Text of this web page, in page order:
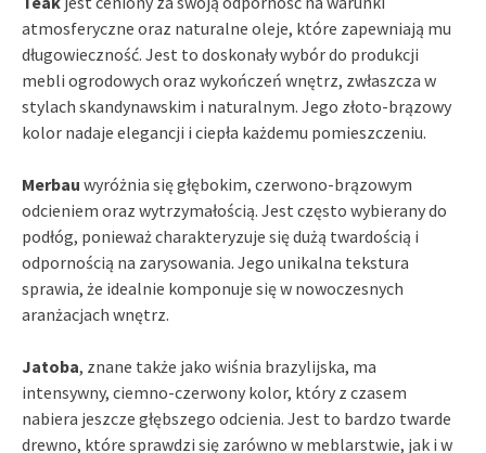
atmosferyczne oraz naturalne oleje, które zapewniają mu
długowieczność. Jest to doskonały wybór do produkcji
mebli ogrodowych oraz wykończeń wnętrz, zwłaszcza w
stylach skandynawskim i naturalnym. Jego złoto-brązowy
kolor nadaje elegancji i ciepła każdemu pomieszczeniu.
Merbau wyróżnia się głębokim, czerwono-brązowym
odcieniem oraz wytrzymałością. Jest często wybierany do
podłóg, ponieważ charakteryzuje się dużą twardością i
odpornością na zarysowania. Jego unikalna tekstura
sprawia, że idealnie komponuje się w nowoczesnych
aranżacjach wnętrz.
Jatoba, znane także jako wiśnia brazylijska, ma
intensywny, ciemno-czerwony kolor, który z czasem
nabiera jeszcze głębszego odcienia. Jest to bardzo twarde
drewno, które sprawdzi się zarówno w meblarstwie, jak i w